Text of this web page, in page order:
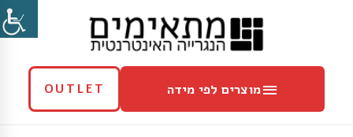
OUTLET
מוצרים
לפי
מידה
מוצרים לפי מידה